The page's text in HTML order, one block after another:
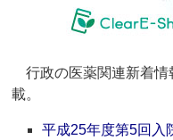
行政の医薬関連新着情
載。
平成25年度第5回入